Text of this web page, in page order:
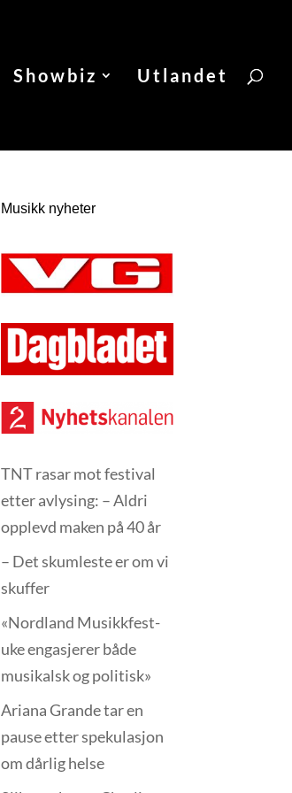
Showbiz Utlandet
Musikk nyheter
TNT rasar mot festival
etter avlysing: – Aldri
opplevd maken på 40 år
– Det skumleste er om vi
skuffer
«Nordland Musikkfest­
uke engasjerer både
musikalsk og politisk»
Ariana Grande tar en
pause etter spekulasjon
om dårlig helse